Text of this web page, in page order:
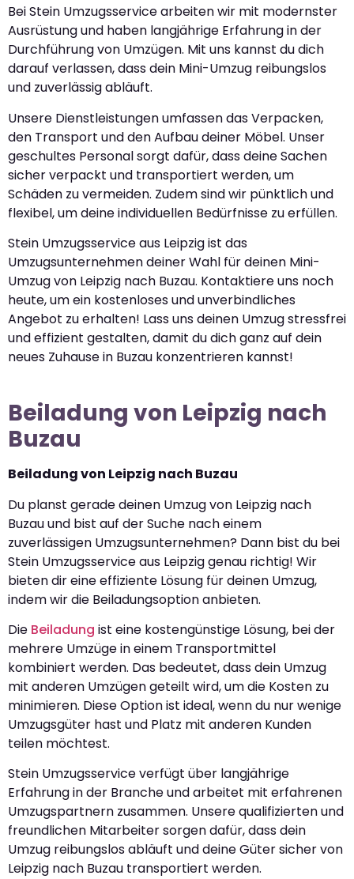
Bei Stein Umzugsservice arbeiten wir mit modernster
Ausrüstung und haben langjährige Erfahrung in der
Durchführung von Umzügen. Mit uns kannst du dich
darauf verlassen, dass dein Mini-Umzug reibungslos
und zuverlässig abläuft.
Unsere Dienstleistungen umfassen das Verpacken,
den Transport und den Aufbau deiner Möbel. Unser
geschultes Personal sorgt dafür, dass deine Sachen
sicher verpackt und transportiert werden, um
Schäden zu vermeiden. Zudem sind wir pünktlich und
flexibel, um deine individuellen Bedürfnisse zu erfüllen.
Stein Umzugsservice aus Leipzig ist das
Umzugsunternehmen deiner Wahl für deinen Mini-
Umzug von Leipzig nach Buzau. Kontaktiere uns noch
heute, um ein kostenloses und unverbindliches
Angebot zu erhalten! Lass uns deinen Umzug stressfrei
und effizient gestalten, damit du dich ganz auf dein
neues Zuhause in Buzau konzentrieren kannst!
Beiladung von Leipzig nach
Buzau
Beiladung von Leipzig nach Buzau
Du planst gerade deinen Umzug von Leipzig nach
Buzau und bist auf der Suche nach einem
zuverlässigen Umzugsunternehmen? Dann bist du bei
Stein Umzugsservice aus Leipzig genau richtig! Wir
bieten dir eine effiziente Lösung für deinen Umzug,
indem wir die Beiladungsoption anbieten.
Die Beiladung ist eine kostengünstige Lösung, bei der
mehrere Umzüge in einem Transportmittel
kombiniert werden. Das bedeutet, dass dein Umzug
mit anderen Umzügen geteilt wird, um die Kosten zu
minimieren. Diese Option ist ideal, wenn du nur wenige
Umzugsgüter hast und Platz mit anderen Kunden
teilen möchtest.
Stein Umzugsservice verfügt über langjährige
Erfahrung in der Branche und arbeitet mit erfahrenen
Umzugspartnern zusammen. Unsere qualifizierten und
freundlichen Mitarbeiter sorgen dafür, dass dein
Umzug reibungslos abläuft und deine Güter sicher von
Leipzig nach Buzau transportiert werden.